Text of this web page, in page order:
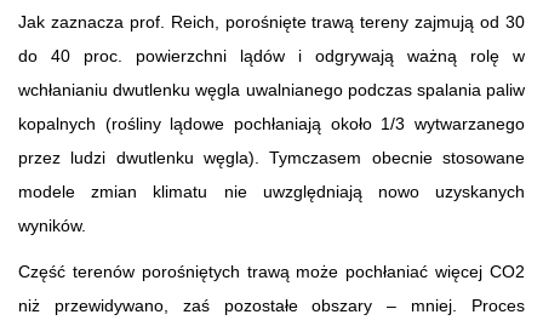
Jak zaznacza prof. Reich, porośnięte trawą tereny zajmują od 30
do 40 proc. powierzchni lądów i odgrywają ważną rolę w
wchłanianiu dwutlenku węgla uwalnianego podczas spalania paliw
kopalnych (rośliny lądowe pochłaniają około 1/3 wytwarzanego
przez ludzi dwutlenku węgla). Tymczasem obecnie stosowane
modele zmian klimatu nie uwzględniają nowo uzyskanych
wyników.
Część terenów porośniętych trawą może pochłaniać więcej CO2
niż przewidywano, zaś pozostałe obszary – mniej. Proces